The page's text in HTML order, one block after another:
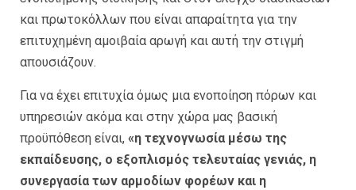
και πρωτοκόλλων που είναι απαραίτητα για την
επιτυχημένη αμοιβαία αρωγή και αυτή την στιγμή
απουσιάζουν.
Για να έχει επιτυχία όμως μια ενοποίηση πόρων και
υπηρεσιών ακόμα και στην χώρα μας βασική
προϋπόθεση είναι, «η τεχνογνωσία μέσω της
εκπαίδευσης, ο εξοπλισμός τελευταίας γενιάς, η
συνεργασία των αρμοδίων φορέων και η